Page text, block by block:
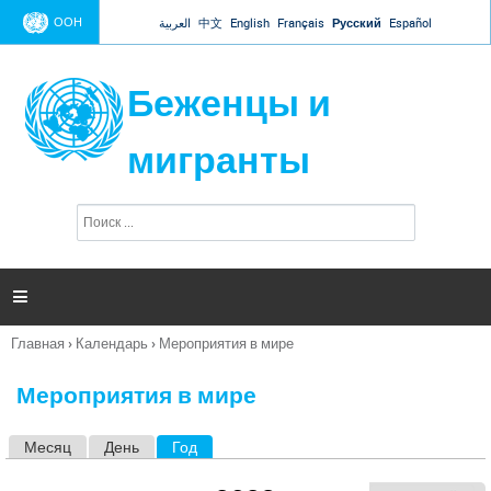
Jump to navigation
ООН العربية 中文 English Français Русский Español
Беженцы и
мигранты
п
и

Вы
Главная › Календарь › Мероприятия в мире
Мероприятия в мире
Месяц День Год